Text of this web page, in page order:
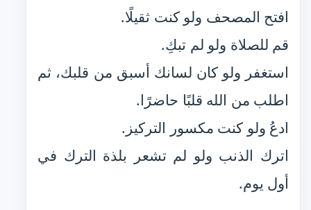
افتح المصحف ولو كنت ثقيلًا.
قم للصلاة ولو لم تبكِ.
استغفر ولو كان لسانك أسبق من قلبك، ثم
اطلب من الله قلبًا حاضرًا.
ادعُ ولو كنت مكسور التركيز.
اترك الذنب ولو لم تشعر بلذة الترك في
أول يوم.